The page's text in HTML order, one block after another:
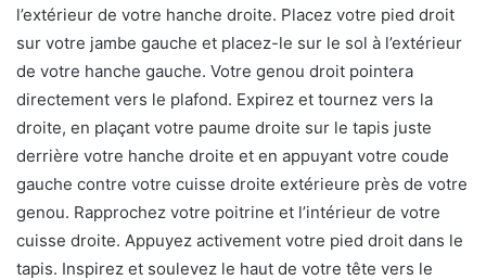
l’extérieur de votre hanche droite. Placez votre pied droit
sur votre jambe gauche et placez-le sur le sol à l’extérieur
de votre hanche gauche. Votre genou droit pointera
directement vers le plafond. Expirez et tournez vers la
droite, en plaçant votre paume droite sur le tapis juste
derrière votre hanche droite et en appuyant votre coude
gauche contre votre cuisse droite extérieure près de votre
genou. Rapprochez votre poitrine et l’intérieur de votre
cuisse droite. Appuyez activement votre pied droit dans le
tapis. Inspirez et soulevez le haut de votre tête vers le